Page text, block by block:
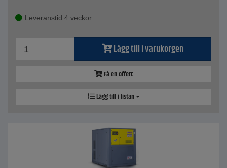
Leveranstid 4 veckor
Lägg till i varukorgen
Få en offert
Lägg till i listan